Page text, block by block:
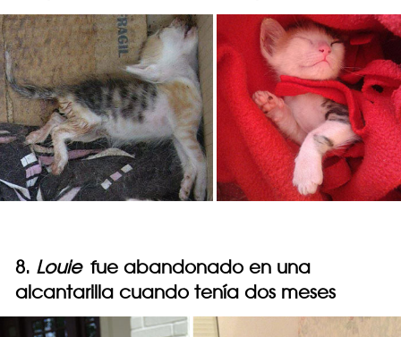
8. Louie fue abandonado en una
alcantarilla cuando tenía dos meses